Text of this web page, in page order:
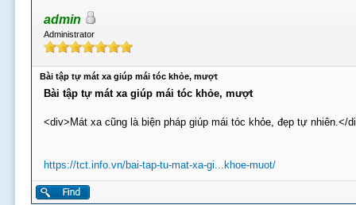
admin
Administrator
Bài tập tự mát xa giúp mái tóc khỏe, mượt
Bài tập tự mát xa giúp mái tóc khỏe, mượt
<div>Mát xa cũng là biện pháp giúp mái tóc khỏe, đẹp tự nhiên.</
https://tct.info.vn/bai-tap-tu-mat-xa-gi...khoe-muot/